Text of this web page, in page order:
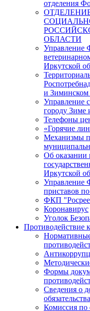
отделения
ОБЛАСТИ
Управление
Иркутской
и Зиминском
Управление
городу Зиме
Телефоны
«Горячие
Механизмы
Об оказании
Иркутской
Управление
приставов
ФКП
Коронавирус
Уголок
Противодействие
Формы
Сведения о
Комиссия по